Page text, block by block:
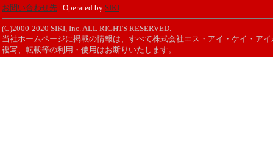
お問い合わせ先 Operated by SIKI
(C)2000-2020 SIKI, Inc. ALL RIGHTS RESERVED.
当社ホームページに掲載の情報は、すべて株式会社エス・アイ・ケイ・ア
複写、転載等の利用・使用はお断りいたします。